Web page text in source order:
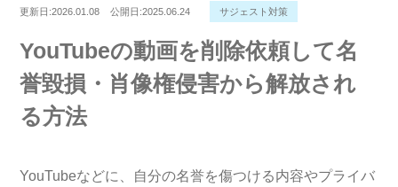
更新日:2026.01.08 公開日:2025.06.24 サジェスト対策
YouTubeの動画を削除依頼して名
誉毀損・肖像権侵害から解放され
る方法
YouTubeなどに、自分の名誉を傷つける内容やプライバ